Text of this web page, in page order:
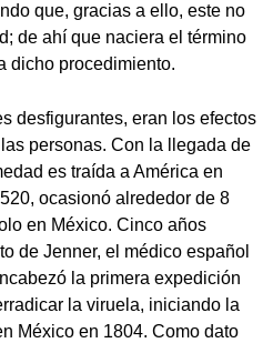
que, gracias a ello, este no
de ahí que naciera el término
dicho procedimiento.
desfigurantes, eran los efectos
personas. Con la llegada de
es traída a América en
ocasionó alrededor de 8
en México. Cinco años
de Jenner, el médico español
la primera expedición
la viruela, iniciando la
México en 1804. Como dato